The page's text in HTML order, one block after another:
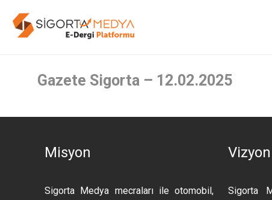
Gazete Sigorta – 12.02.2025
Misyon
Sigorta Medya mecraları ile otomobil,
Vizyon
Sigorta